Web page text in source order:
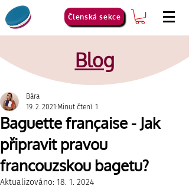
Členská sekce
Blog
Baguette française - Jak
připravit pravou
francouzskou bagetu?
Bára
19. 2. 2021 Minut čtení: 1
Aktualizováno: 18. 1. 2024